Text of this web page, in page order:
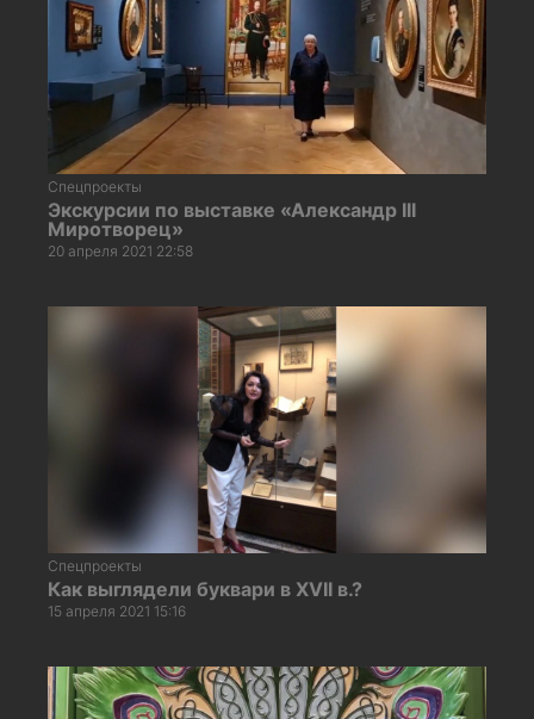
Спецпроекты
Экскурсии по выставке «Александр III
Миротворец»
20 апреля 2021 22:58
Спецпроекты
Как выглядели буквари в XVII в.?
15 апреля 2021 15:16